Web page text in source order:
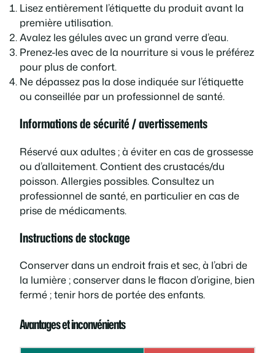
Lisez entièrement l’étiquette du produit avant la
première utilisation.
Avalez les gélules avec un grand verre d’eau.
Prenez-les avec de la nourriture si vous le préférez
pour plus de confort.
Ne dépassez pas la dose indiquée sur l’étiquette
ou conseillée par un professionnel de santé.
Informations de sécurité / avertissements
Réservé aux adultes ; à éviter en cas de grossesse
ou d’allaitement. Contient des crustacés/du
poisson. Allergies possibles. Consultez un
professionnel de santé, en particulier en cas de
prise de médicaments.
Instructions de stockage
Conserver dans un endroit frais et sec, à l’abri de
la lumière ; conserver dans le flacon d’origine, bien
fermé ; tenir hors de portée des enfants.
Avantages et inconvénients